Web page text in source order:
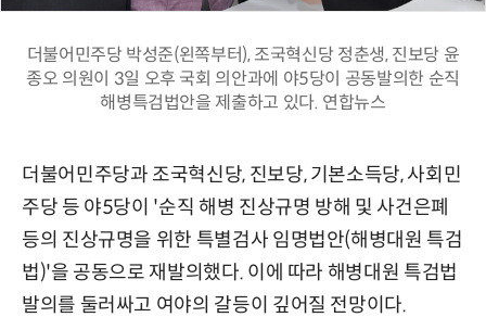
더불어민주당 박성준(왼쪽부터), 조국혁신당 정춘생, 진보당 윤
종오 의원이 3일 오후 국회 의안과에 야5당이 공동발의한 순직
해병특검법안을 제출하고 있다. 연합뉴스
더불어민주당과 조국혁신당, 진보당, 기본소득당, 사회민
주당 등 야5당이 '순직 해병 진상규명 방해 및 사건은폐
등의 진상규명을 위한 특별검사 임명법안(해병대원 특검
법)'을 공동으로 재발의했다. 이에 따라 해병대원 특검법
발의를 둘러싸고 여야의 갈등이 깊어질 전망이다.